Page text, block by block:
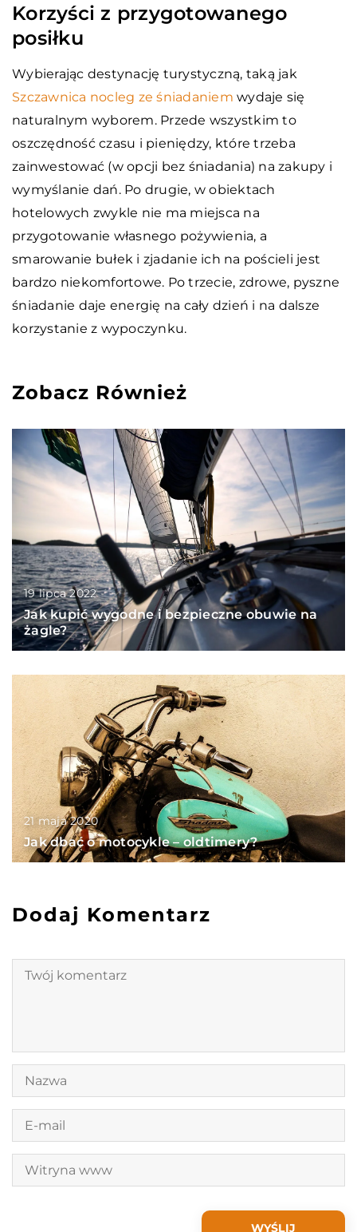
Korzyści z przygotowanego
posiłku
Wybierając destynację turystyczną, taką jak
Szczawnica nocleg ze śniadaniem wydaje się
naturalnym wyborem. Przede wszystkim to
oszczędność czasu i pieniędzy, które trzeba
zainwestować (w opcji bez śniadania) na zakupy i
wymyślanie dań. Po drugie, w obiektach
hotelowych zwykle nie ma miejsca na
przygotowanie własnego pożywienia, a
smarowanie bułek i zjadanie ich na pościeli jest
bardzo niekomfortowe. Po trzecie, zdrowe, pyszne
śniadanie daje energię na cały dzień i na dalsze
korzystanie z wypoczynku.
Zobacz Również
19 lipca 2022
Jak kupić wygodne i bezpieczne obuwie na
żagle?
21 maja 2020
Jak dbać o motocykle – oldtimery?
Dodaj Komentarz